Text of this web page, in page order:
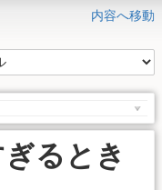
内容へ移動
るとき